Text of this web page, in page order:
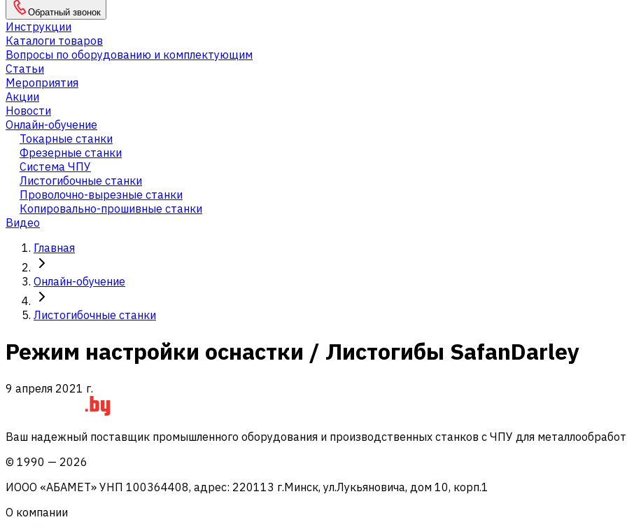
Обратный звонок
Инструкции
Каталоги товаров
Вопросы по оборудованию и комплектующим
Статьи
Мероприятия
Акции
Новости
Онлайн-обучение
Токарные станки
Фрезерные станки
Система ЧПУ
Листогибочные станки
Проволочно-вырезные станки
Копировально-прошивные станки
Видео
Главная
Онлайн-обучение
Листогибочные станки
Режим настройки оснастки / Листогибы SafanDarley
9 апреля 2021 г.
Ваш надежный поставщик промышленного оборудования и производственных станков с ЧПУ для
© 1990 — 2026
ИООО «АБАМЕТ» УНП 100364408, адрес: 220113 г.Минск, ул.Лукьяновича, дом 10, корп.1
О компании